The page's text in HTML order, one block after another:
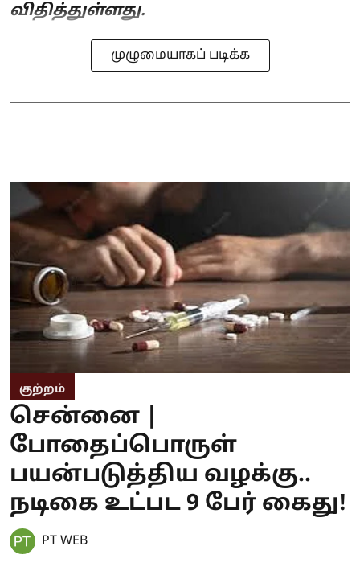
விதித்துள்ளது.
முழுமையாகப் படிக்க
குற்றம்
சென்னை |
போதைப்பொருள்
பயன்படுத்திய வழக்கு..
நடிகை உட்பட 9 பேர் கைது!
PT WEB